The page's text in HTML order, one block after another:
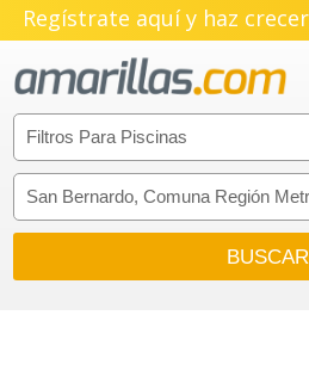
Regístrate aquí y haz